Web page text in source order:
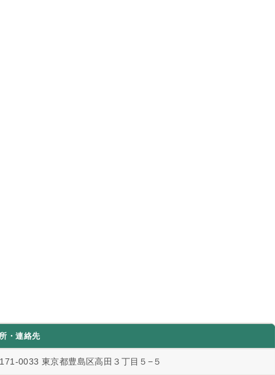
・連絡先
0033 東京都豊島区高田３丁目５−５